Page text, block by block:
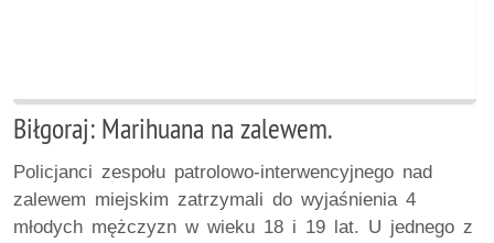
Biłgoraj: Marihuana na zalewem.
Policjanci zespołu patrolowo-interwencyjnego nad
zalewem miejskim zatrzymali do wyjaśnienia 4
młodych mężczyzn w wieku 18 i 19 lat. U jednego z